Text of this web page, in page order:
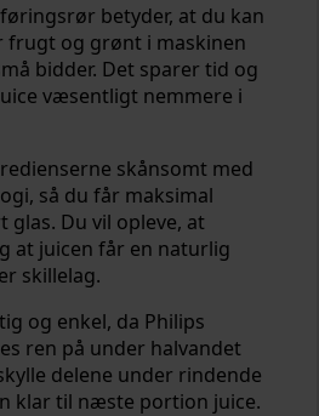
betyder, at du kan
frugt og grønt i maskinen
bidder. Det sparer tid og
væsentligt nemmere i
skånsomt med
så du får maksimal
Du vil opleve, at
at juicen får en naturlig
skillelag.
og enkel, da Philips
ren på under halvandet
delene under rindende
klar til næste portion juice.